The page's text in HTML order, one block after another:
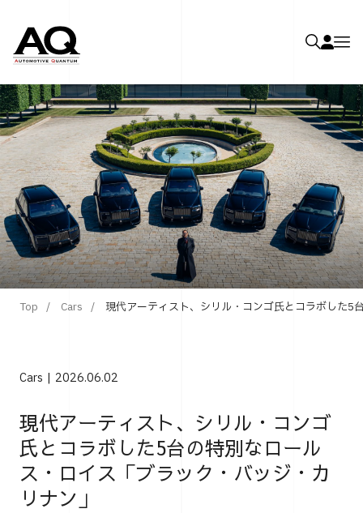
Top Cars 現代アーティスト、シリル・コンゴ氏とコラボした5
Cars 2026.06.02
現代アーティスト、シリル・コンゴ
氏とコラボした5台の特別なロール
ス・ロイス「ブラック・バッジ・カ
リナン」